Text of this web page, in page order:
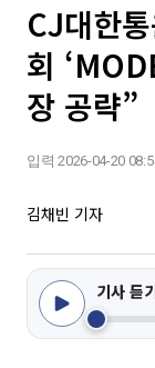
CJ대한
회
장 공략”
입력 2026-04-20
김채빈 기자
기사 듣